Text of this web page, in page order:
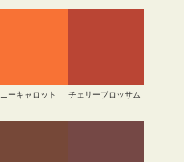
ーキャロット チェリーブロッサム